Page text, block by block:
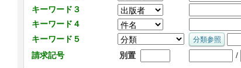
キーワード３
キーワード４
キーワード５
請求記号
別置 /